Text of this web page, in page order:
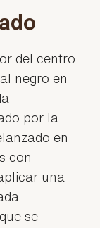
del centro
negro en
por la
en
con
una
se